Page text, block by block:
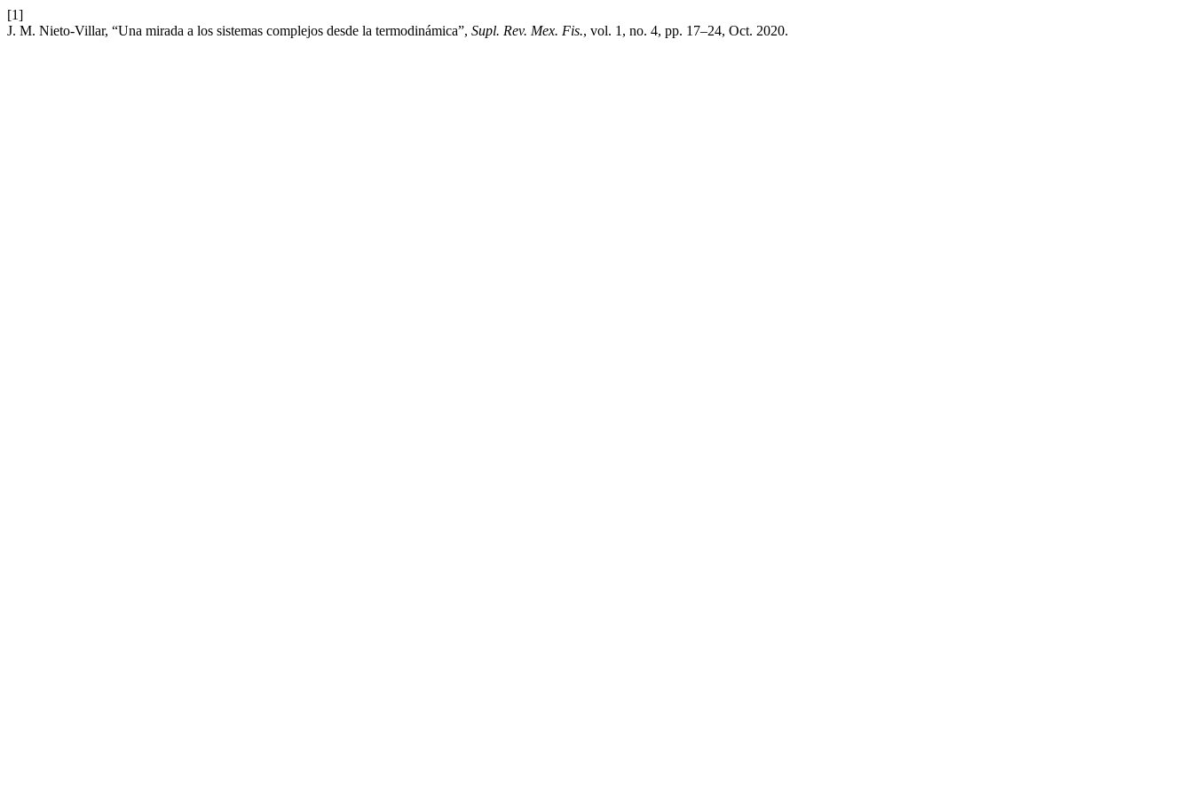
[1]
J. M. Nieto-Villar, “Una mirada a los sistemas complejos desde la termodinámica”, Supl. Rev. Mex. Fis., vol. 1, no. 4, pp. 17–24, Oct. 2020.